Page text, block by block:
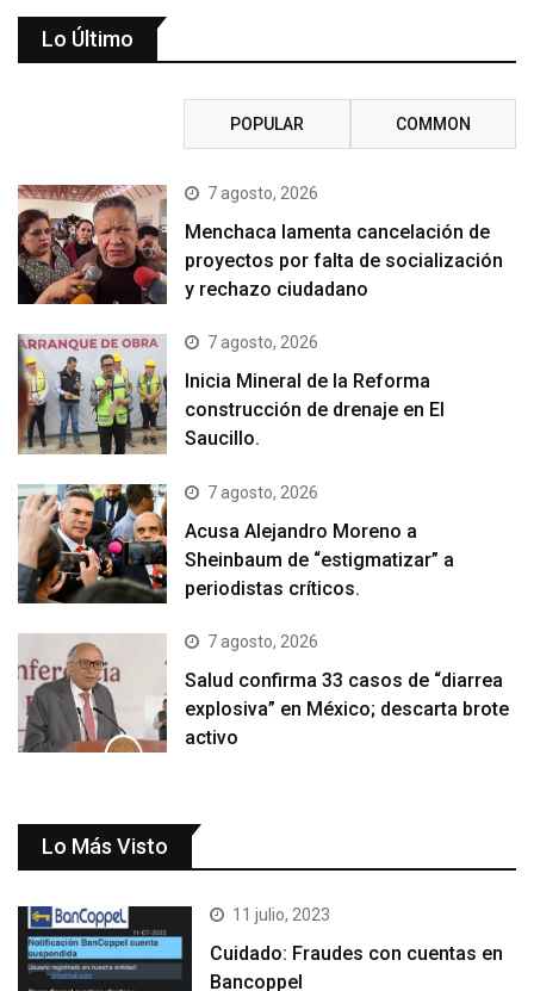
Lo Último
POPULAR COMMON
7 agosto, 2026
Menchaca lamenta cancelación de
proyectos por falta de socialización
y rechazo ciudadano
7 agosto, 2026
Inicia Mineral de la Reforma
construcción de drenaje en El
Saucillo.
7 agosto, 2026
Acusa Alejandro Moreno a
Sheinbaum de “estigmatizar” a
periodistas críticos.
7 agosto, 2026
Salud confirma 33 casos de “diarrea
explosiva” en México; descarta brote
activo
Lo Más Visto
11 julio, 2023
Cuidado: Fraudes con cuentas en
Bancoppel